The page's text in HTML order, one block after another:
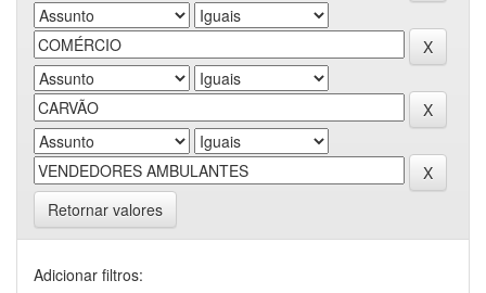
Retornar valores
Adicionar filtros: